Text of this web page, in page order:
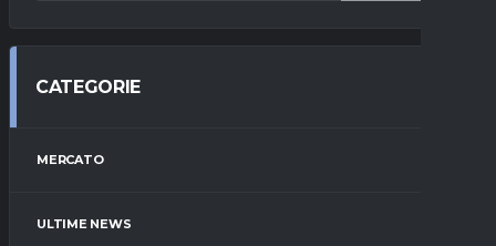
CATEGORIE
MERCATO
ULTIME NEWS